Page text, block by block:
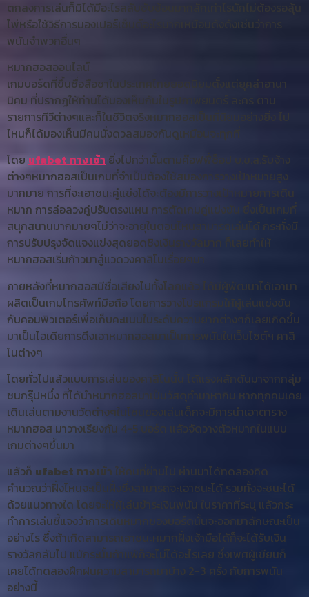
ตกลงการเล่นก็มิได้มีอะไรสลับซับซ้อนมากสักเท่าไรนักไม่ต้องรอลุ้น
ไพ่หรือใช้วิธีการมองเปอร์เซ็นต์อะไรมากเหมือนดังดังเช่นว่าการ
พนันจำพวกอื่นๆ
หมากฮอสออนไลน์
เกมบอร์ดที่ขึ้นชื่อลือชาในประเทศไทยยอดนิยมตั้งแต่ยุคล่าอานา
นิคม ที่ปรากฏให้ท่านได้มองเห็นกันในรูปภาพยนตร์ ละคร ตาม
รายการทีวีต่างๆและก็ในชีวิตจริงหมากฮอสเป็นที่นิยมอย่างยิ่ง ไป
ไหนก็ได้มองเห็นมีคนนั่งดวลสมองกันดูเหมือนจะทุกที่
โดย ufabet ทางเข้า ยิ่งไปกว่านั้นตามค๊อฟฟี่ช็อป บ.ข.ส.รับจ้าง
ต่างๆหมากฮอสเป็นเกมที่จำเป็นต้องใช้สมองการวางเป้าหมายสูง
มากมาย การที่จะเอาชนะคู่แข่งได้จะต้องมีการวางเป้าหมายการเดิน
หมาก การล่อลวงคู่ปรับตรงแผน การตัดเกมคู่แข่งขัน ซึ่งเป็นเกมที่
สนุกสนานมากมายๆไม่ว่าจะอายุในตอนไหนสามารถเล่นได้ กระทั่งมี
การปรับปรุงจัดแจงแข่งสุดยอดชิงเงินรางวัลมาก ก็เลยทำให้
หมากฮอสเริ่มก้าวมาสู่แวดวงคาสิโนเรื่อยๆมา
ภายหลังที่หมากฮอสมีชื่อเสียงไปทั้งโลกแล้ว ได้มีผู้พัฒนาได้เอามา
ผลิตเป็นเกมโทรศัพท์มือถือ โดยการวางโปรแกรมให้ผู้เล่นแข่งขัน
กับคอมพิวเตอร์เพื่อเก็บคะแนนในระดับความยากต่างๆก็เลยเกิดขึ้น
มาเป็นไอเดียการดึงเอาหมากฮอสมาเป็นการพนันในเว็บไซต์ฯ คาสิ
โนต่างๆ
โดยทั่วไปแล้วแบบการเล่นของคาสิโนนั้น ได้แรงผลักดันมาจากกลุ่ม
ชนกรุ๊ปหนึ่ง ที่ได้นำหมากฮอสมาเป็นวัสดุทำมาหากิน หากทุกคนเคย
เดินเล่นตามงานวัดต่างๆในโซนของเล่นเด็กจะมีการนำเอาตาราง
หมากฮอส มาวางเรียงกัน 4-5 บอร์ด แล้วจัดวางตัวหมากในแบบ
เกมต่างๆขึ้นมา
แล้วก็ ufabet ทางเข้า ให้คนที่ผ่านไป ผ่านมาได้ทดลองคิด
คำนวณว่าฝั่งไหนจะเป็นฝั่งซึ่งสามารถจะเอาชนะได้ รวมทั้งจะชนะได้
ด้วยแนวทางใด โดยจะให้ผู้เล่นชำระเงินพนัน ในราคาที่ระบุ แล้วกระ
ทำการเล่นชี้แจงว่าการเดินหมากของบอร์ดนั้นจะออกมาลักษณะเป็น
อย่างไร ซึ่งถ้าเกิดสามารถเอาชนะหมากฝั่งเจ้ามือได้ก็จะได้รับเงิน
รางวัลกลับไป แม้กระนั้นถ้าแพ้ก็จะไม่ได้อะไรเลย ซึ่งเพศผู้เขียนก็
เคยได้ทดลองฝึกฝนความสามารถมาบ้าง 2-3 ครั้ง กับการพนัน
อย่างนี้